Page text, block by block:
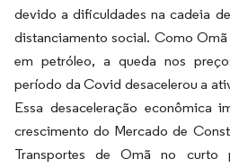
devido a dificuldades na cadeia
distanciamento social. Como
em petróleo, a queda nos
período da Covid desacelerou a
Essa desaceleração econômica
crescimento do Mercado de
Transportes de Omã no curto